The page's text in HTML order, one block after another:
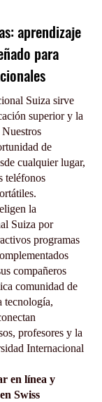
aprendizaje
para
Suiza sirve
superior y la
de
cualquier lugar,
teléfonos
la
Suiza por
programas
compañeros
comunidad de
tecnología,
profesores y la
Internacional
en línea y
Swiss